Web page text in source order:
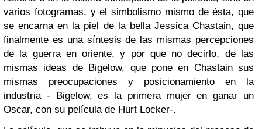
varios fotogramas, y el simbolismo mismo de ésta, que
se encarna en la piel de la bella Jessica Chastain, que
finalmente es una síntesis de las mismas percepciones
de la guerra en oriente, y por que no decirlo, de las
mismas ideas de Bigelow, que pone en Chastain sus
mismas preocupaciones y posicionamiento en la
industria - Bigelow, es la primera mujer en ganar un
Oscar, con su película de Hurt Locker-.